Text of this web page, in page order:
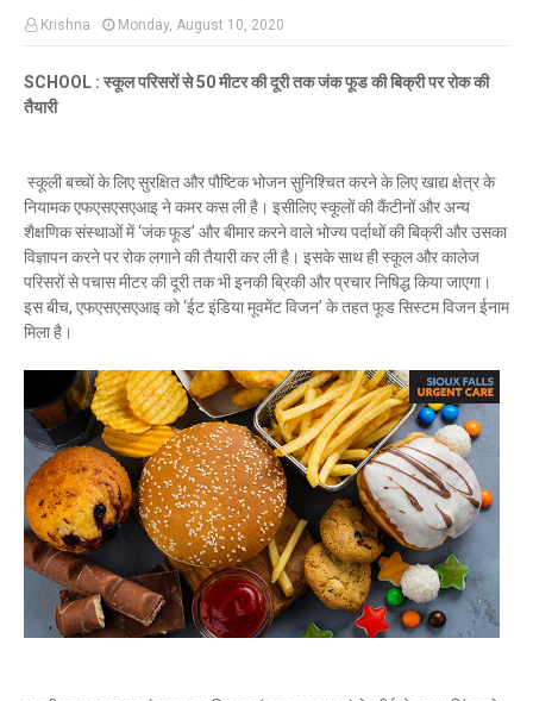
Krishna Monday, August 10, 2020
SCHOOL : स्कूल परिसरों से 50 मीटर की दूरी तक जंक फूड की बिक्री पर रोक की
तैयारी
स्कूली बच्चों के लिए सुरक्षित और पौष्टिक भोजन सुनिश्चित करने के लिए खाद्य क्षेत्र के
नियामक एफएसएसएआइ ने कमर कस ली है। इसीलिए स्कूलों की कैंटीनों और अन्य
शैक्षणिक संस्थाओं में ‘जंक फूड’ और बीमार करने वाले भोज्य पर्दाथों की बिक्री और उसका
विज्ञापन करने पर रोक लगाने की तैयारी कर ली है। इसके साथ ही स्कूल और कालेज
परिसरों से पचास मीटर की दूरी तक भी इनकी ब्रिकी और प्रचार निषिद्ध किया जाएगा।
इस बीच, एफएसएसएआइ को ‘ईट इंडिया मूवमेंट विजन’ के तहत फूड सिस्टम विजन ईनाम
मिला है।